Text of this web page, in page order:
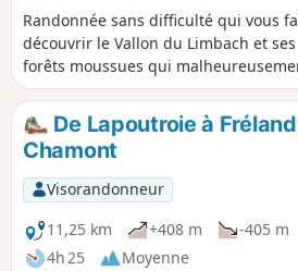
Randonnée sans difficulté qui vous
découvrir le Vallon du Limbach et ses
forêts moussues qui
ont beaucoup souffert de diverses
tempêtes. La partie haute du parcours
se fait à travers de belles forêts
de résineux, chênes et hêtres. Peut se
faire en toute saison mais idéale par
une chaude journée ensoleillée, le
vallon étant très ombragé. Le reste du
parcours se fait également à l'ombre
De Lapoutroie à
Chamont
Visorandonneur
11,25 km
+408 m
-405 m
4h 25
Moyenne